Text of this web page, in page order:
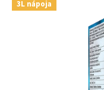
3L nápoja